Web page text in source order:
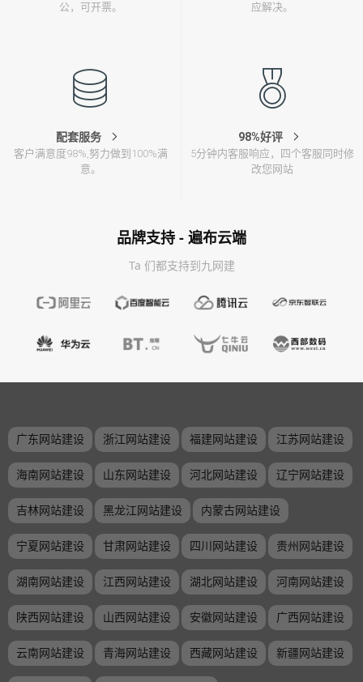
公，可开票。
应解决。
配套服务
客户满意度98%,努力做到100%满
意。
98%好评
5分钟内客服响应，四个客服同时修
改您网站
品牌支持 - 遍布云端
Ta 们都支持到九网建
广东网站建设 浙江网站建设 福建网站建设 江苏网站建设
海南网站建设 山东网站建设 河北网站建设 辽宁网站建设
吉林网站建设 黑龙江网站建设 内蒙古网站建设
宁夏网站建设 甘肃网站建设 四川网站建设 贵州网站建设
湖南网站建设 江西网站建设 湖北网站建设 河南网站建设
陕西网站建设 山西网站建设 安徽网站建设 广西网站建设
云南网站建设 青海网站建设 西藏网站建设 新疆网站建设